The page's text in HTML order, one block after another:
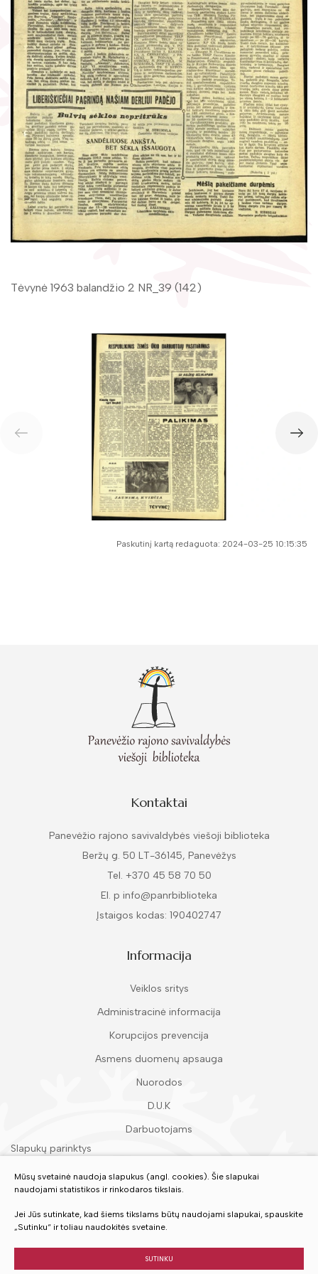
Gaunami periodiniai leidiniai
Tarpbibliotekinis abonementas
Knygomatai
Internetas
Klubai
Literatų klubas „Polėkis“
Interaktyvi kelionė
Gabrielės Petkevičaitės-Bitės literatūrinė
premija
Bibliotekos 70-metis
Virtuali biblioteka
Tėvynė 1963 balandžio 2 NR_39 (142)
Paskutinį kartą redaguota: 2024-03-25 10:15:35
Kontaktai
Panevėžio rajono savivaldybės viešoji biblioteka
Beržų g. 50 LT-36145, Panevėžys
Tel. +370 45 58 70 50
El. p info@panrbiblioteka
Įstaigos kodas: 190402747
Informacija
Veiklos sritys
Administracinė informacija
Korupcijos prevencija
Asmens duomenų apsauga
Nuorodos
D.U.K
Darbuotojams
Slapukų parinktys
Įvertinkite mūsų paslaugas
Mūsų svetainė naudoja slapukus (angl. cookies). Šie slapukai
naudojami statistikos ir rinkodaros tikslais.
Jei Jūs sutinkate, kad šiems tikslams būtų naudojami slapukai, spauskite
„Sutinku“ ir toliau naudokitės svetaine.
SUTINKU